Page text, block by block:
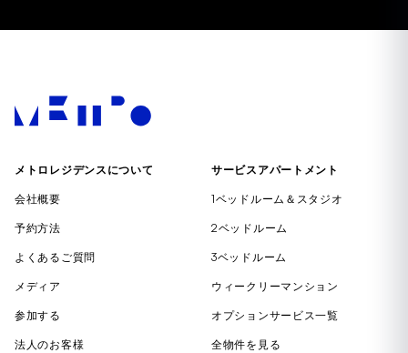
メトロレジデンスについて
会社概要
予約方法
よくあるご質問
メディア
参加する
法人のお客様
サービスアパートメント
1ベッドルーム＆スタジオ
2ベッドルーム
3ベッドルーム
ウィークリーマンション
オプションサービス一覧
全物件を見る